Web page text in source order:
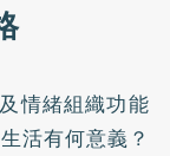
情緒組織功能
活有何意義？